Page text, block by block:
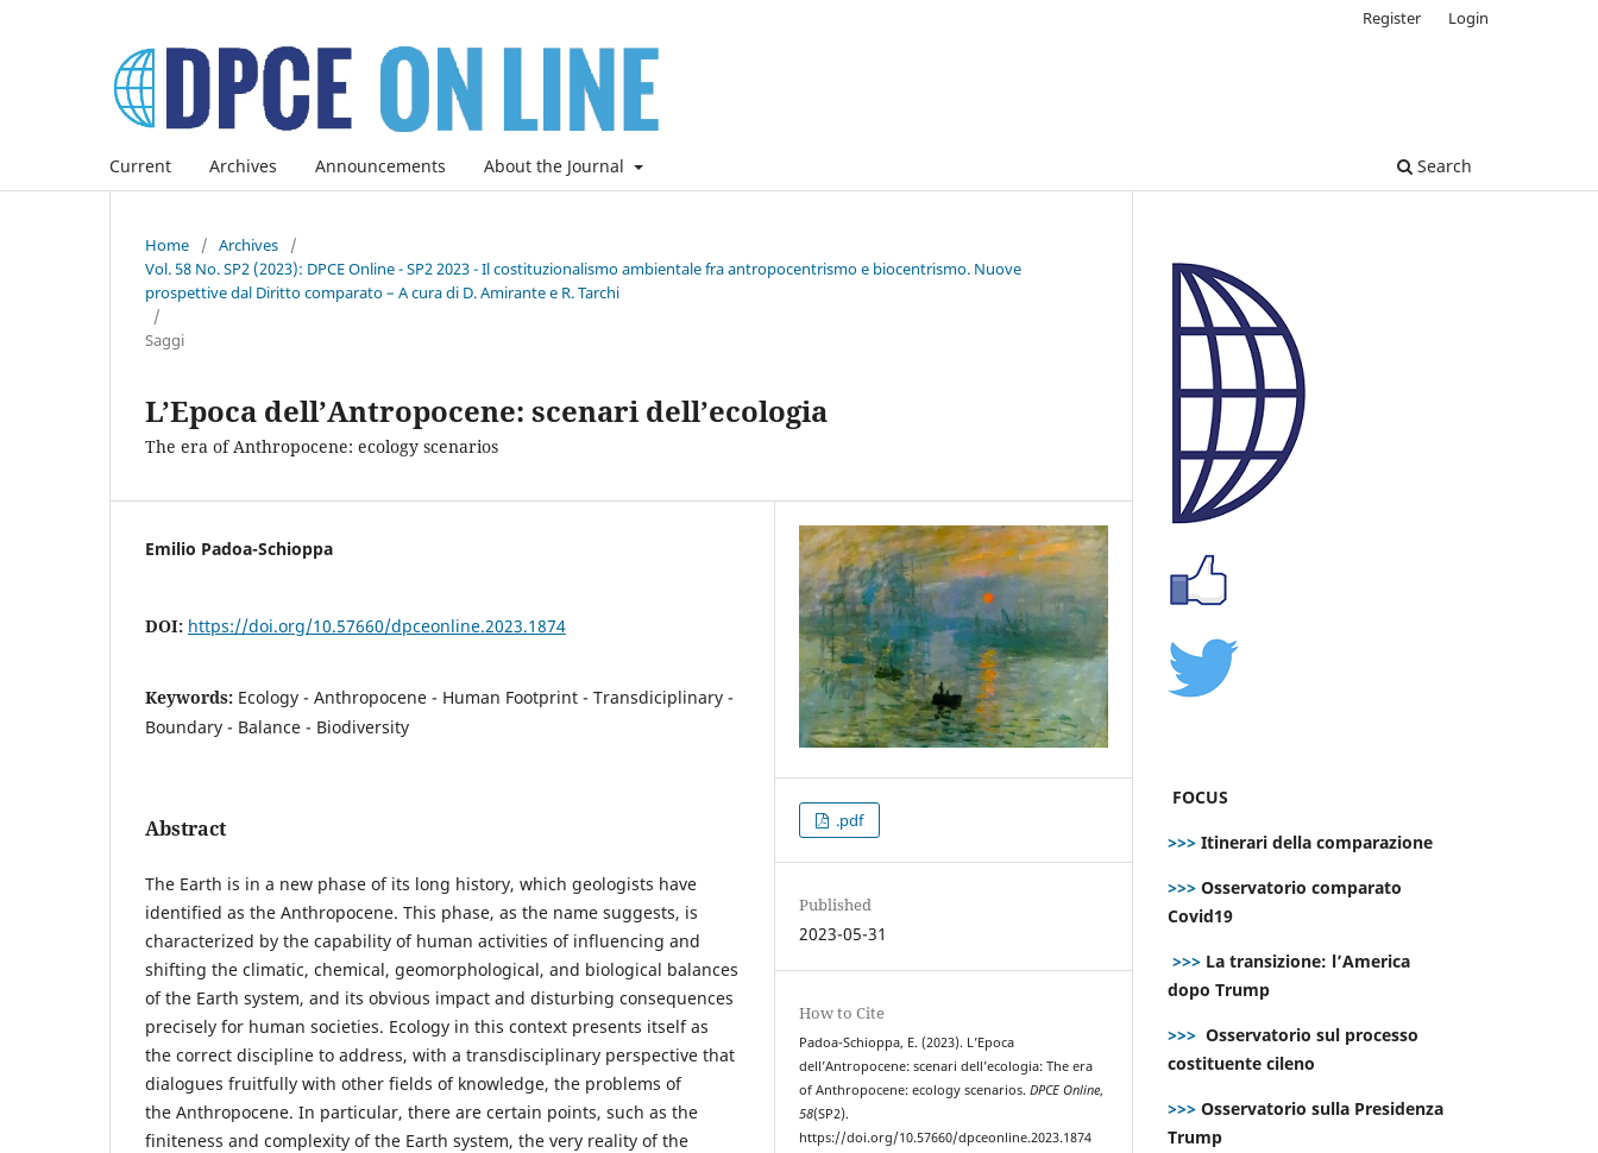
Current Archives Announcements About the Journal Search
Register Login
Home / Archives
/
Vol. 58 No. SP2 (2023): DPCE Online - SP2 2023 - Il costituzionalismo ambientale fra antropocentrismo e biocentrismo. Nuove
prospettive dal Diritto comparato – A cura di D. Amirante e R. Tarchi
/
Saggi
L’Epoca dell’Antropocene: scenari dell’ecologia
The era of Anthropocene: ecology scenarios
Emilio Padoa-Schioppa
DOI: https://doi.org/10.57660/dpceonline.2023.1874
Keywords: Ecology - Anthropocene - Human Footprint - Transdiciplinary -
Boundary - Balance - Biodiversity
Abstract
The Earth is in a new phase of its long history, which geologists have
identified as the Anthropocene. This phase, as the name suggests, is
characterized by the capability of human activities of influencing and
shifting the climatic, chemical, geomorphological, and biological balances
of the Earth system, and its obvious impact and disturbing consequences
precisely for human societies. Ecology in this context presents itself as
the correct discipline to address, with a transdisciplinary perspective that
dialogues fruitfully with other fields of knowledge, the problems of
the Anthropocene. In particular, there are certain points, such as the
finiteness and complexity of the Earth system, the very reality of the
.pdf
Published
2023-05-31
How to Cite
Padoa-Schioppa, E. (2023). L’Epoca
dell’Antropocene: scenari dell’ecologia: The era
of Anthropocene: ecology scenarios.DPCE Online,
58(SP2).
https://doi.org/10.57660/dpceonline.2023.1874
FOCUS
>>> Itinerari della comparazione
>>> Osservatorio comparato
Covid19
>>> La transizione: l’America
dopo Trump
>>> Osservatorio sul processo
costituente cileno
>>> Osservatorio sulla Presidenza
Trump